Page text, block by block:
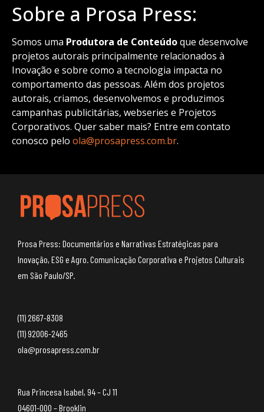
Sobre a Prosa Press:
Somos uma Produtora de Conteúdoque desenvolve
projetos autorais principalmente relacionados à
Inovação e sobre como a tecnologia impacta no
comportamento das pessoas. Além dos projetos
autorais, criamos, desenvolvemos e produzimos
campanhas publicitárias, webseries e Projetos
Corporativos. Quer saber mais? Entre em contato
conosco pelo ola@prosapress.com.br.
Prosa Press: Documentários e Narrativas Estratégicas para
Inovação, ESG e Agro. Comunicação Corporativa e Projetos Culturais
em São Paulo/SP.
(11) 2667-8308
(11) 92006-2465
ola@prosapress.com.br
Rua Princesa Isabel, 94 – CJ 11
04601-000 – Brooklin